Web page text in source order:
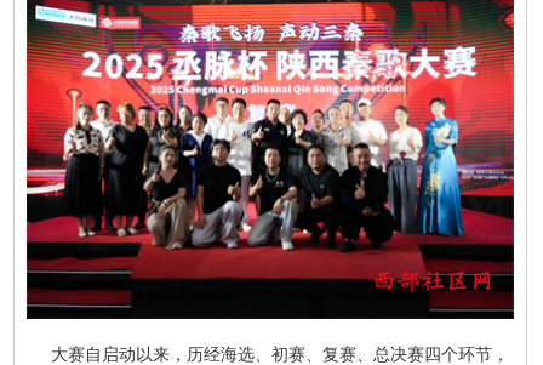
大赛自启动以来，历经海选、初赛、复赛、总决赛四个环节，